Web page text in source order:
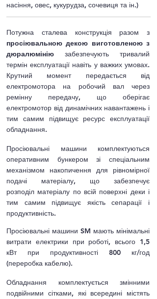
насіння, овес, кукурудза, сочевиця та ін.)
Потужна сталева конструкція разом з
просіювальною декою виготовленою з
дюралюмінію забезпечують тривалий
термін експлуатації навіть у важких умовах.
Крутний момент передається від
електромотора на робочий вал через
ремінну передачу, що оберігає
електромотор від динамічних навантажень і
тим самим підвищує ресурс експлуатації
обладнання.
Просіювальні машини комплектуються
оперативним бункером зі спеціальним
механізмом накопичення для рівномірної
подачі матеріалу, що забезпечує
розподіл матеріалу по всій поверхні деки і
тим самим підвищує якість сепарації і
продуктивність.
Просіювальні машини SM мають мінімальні
витрати електрики при роботі, всього 1,5
кВт при продуктивності 800 кг/год
(переробка кабелю).
Обладнання комплектується змінними
подвійними сітками, які всередині містять